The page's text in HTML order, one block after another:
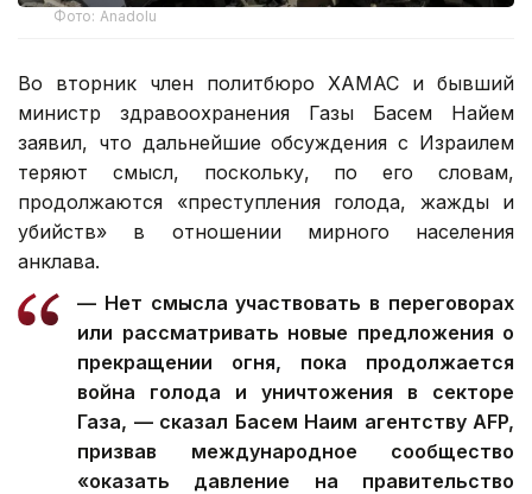
Фото: Anadolu
Во вторник член политбюро ХАМАС и бывший
министр здравоохранения Газы Басем Найем
заявил, что дальнейшие обсуждения с Израилем
теряют смысл, поскольку, по его словам,
продолжаются «преступления голода, жажды и
убийств» в отношении мирного населения
анклава.
— Нет смысла участвовать в переговорах
или рассматривать новые предложения о
прекращении огня, пока продолжается
война голода и уничтожения в секторе
Газа, — сказал Басем Наим агентству AFP,
призвав международное сообщество
«оказать давление на правительство